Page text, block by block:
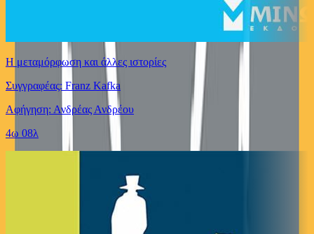
Η μεταμόρφωση και άλλες ιστορίες
Συγγραφέας: Franz Kafka
Αφήγηση: Ανδρέας Ανδρέου
4ω 08λ